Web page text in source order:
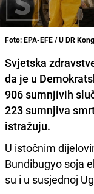
Foto: EPA-EFE / U DR
Svjetska
da je u
906 sumnjivih
223 sumnjiva
istražuju.
U istočnim
Bundibugyo soja
su i u susjednoj